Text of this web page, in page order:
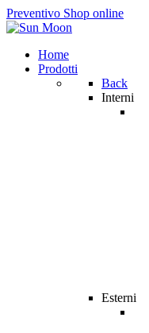
Preventivo Shop online
Home
Prodotti
Back
Interni
Esterni